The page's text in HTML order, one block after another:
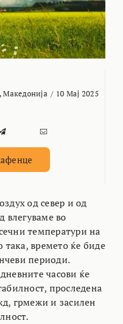
Македонија / 10 Мај 2025
од север и од
влегуваме во
температури на
така, времето ќе биде
периоди.
часови ќе
проследена
грмежи и засилен